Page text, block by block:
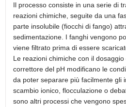
Il processo consiste in una serie di
reazioni chimiche, seguite da una
parte insolubile (fiocchi di fango)
sedimentazione. I fanghi vengono
viene filtrato prima di essere
Le reazioni chimiche con il
correttore del pH modificano le
da poter separare più facilmente gli
scambio ionico, flocculazione o
sono altri processi che vengono